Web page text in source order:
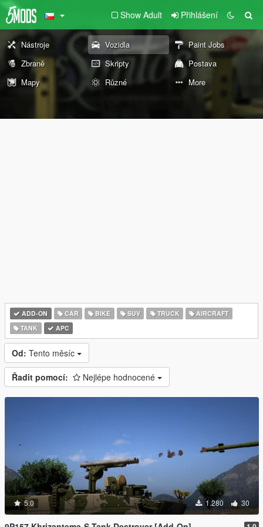
Show Adult Přihlášení
Nástroje Vozidla
Paint Jobs
Zbraně
Skripty
Postava
Mapy
Různé More
ADD-ON CAR BIKE SUV TRUCK
AIRCRAFT
TANK
APC
Od: Tento měsíc
Řadit pomocí: Nejlépe hodnocené
5.0 1.280 30